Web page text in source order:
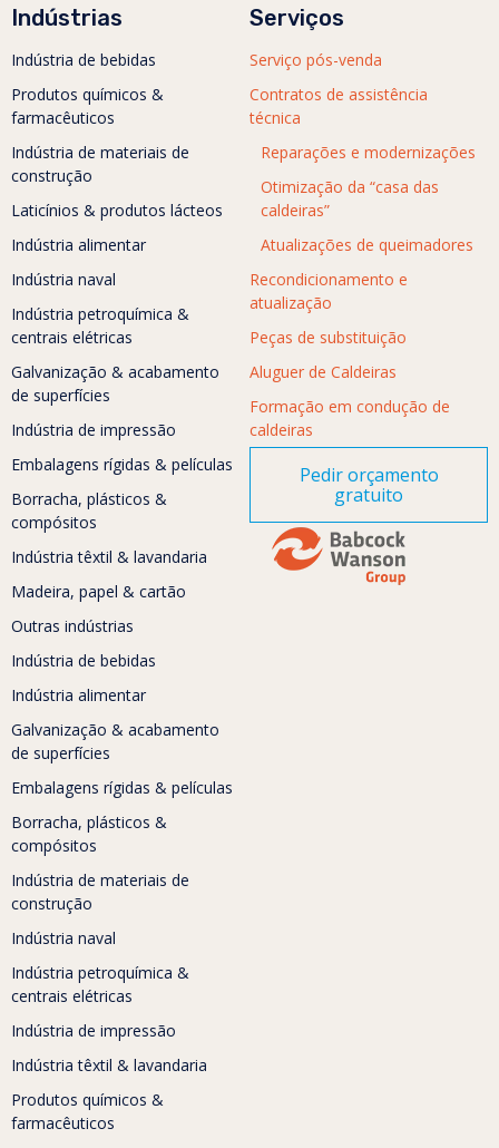
Indústrias
Indústria de bebidas
Produtos químicos &
farmacêuticos
Indústria de materiais de
construção
Laticínios & produtos lácteos
Indústria alimentar
Indústria naval
Indústria petroquímica &
centrais elétricas
Galvanização & acabamento
de superfícies
Indústria de impressão
Embalagens rígidas & películas
Borracha, plásticos &
compósitos
Indústria têxtil & lavandaria
Madeira, papel & cartão
Outras indústrias
Indústria de bebidas
Indústria alimentar
Galvanização & acabamento
de superfícies
Embalagens rígidas & películas
Borracha, plásticos &
compósitos
Indústria de materiais de
construção
Indústria naval
Indústria petroquímica &
centrais elétricas
Indústria de impressão
Indústria têxtil & lavandaria
Produtos químicos &
farmacêuticos
Serviços
Serviço pós-venda
Contratos de assistência
técnica
Reparações e modernizações
Otimização da “casa das
caldeiras”
Atualizações de queimadores
Recondicionamento e
atualização
Peças de substituição
Aluguer de Caldeiras
Formação em condução de
caldeiras
Pedir orçamento
gratuito